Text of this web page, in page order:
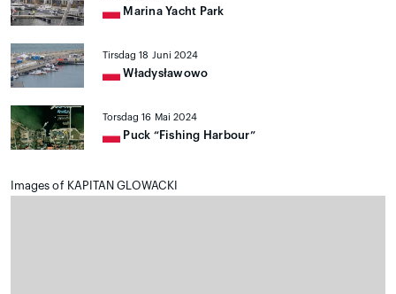
Marina Yacht Park
Tirsdag 18 Juni 2024
Władysławowo
Torsdag 16 Mai 2024
Puck “Fishing Harbour”
Images of KAPITAN GLOWACKI